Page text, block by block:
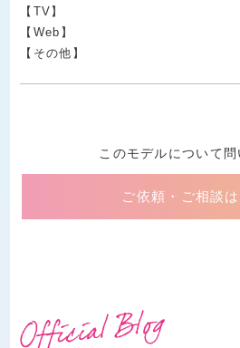
【TV】
【Web】
【その他】
このモデルについて問
ご依頼・ご相談